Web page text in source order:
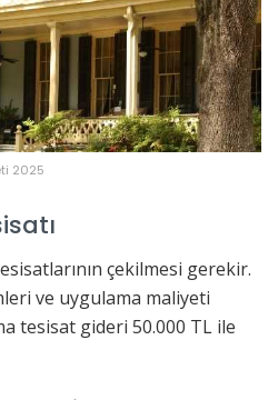
2025
çekilmesi gerekir.
ve uygulama maliyeti
tesisat gideri 50.000 TL ile